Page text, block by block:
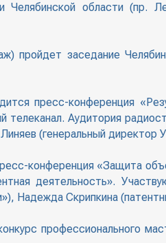
Челябинской области (пр.
пройдет заседание
пресс-конференция
Аудитория
(генеральный
конференция «Защита
деятельность».
Надежда Скрипкина
профессионального